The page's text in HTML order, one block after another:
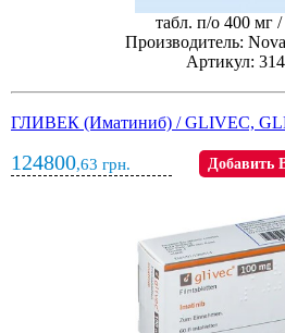
табл. п/о 400 мг
Производитель:
Артикул:
ГЛИВЕК (Иматиниб) / GLIVEC,
124800,63 грн. Добавить